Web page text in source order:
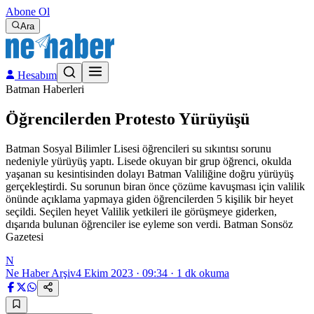
Abone Ol
Ara
Hesabım
Batman Haberleri
Öğrencilerden Protesto Yürüyüşü
Batman Sosyal Bilimler Lisesi öğrencileri su sıkıntısı sorunu
nedeniyle yürüyüş yaptı. Lisede okuyan bir grup öğrenci, okulda
yaşanan su kesintisinden dolayı Batman Valiliğine doğru yürüyüş
gerçekleştirdi. Su sorunun biran önce çözüme kavuşması için valilik
önünde açıklama yapmaya giden öğrencilerden 5 kişilik bir heyet
seçildi. Seçilen heyet Valilik yetkileri ile görüşmeye giderken,
dışarıda bulunan öğrenciler ise eyleme son verdi. Batman Sonsöz
Gazetesi
N
Ne Haber Arşiv4 Ekim 2023 · 09:34 · 1 dk okuma